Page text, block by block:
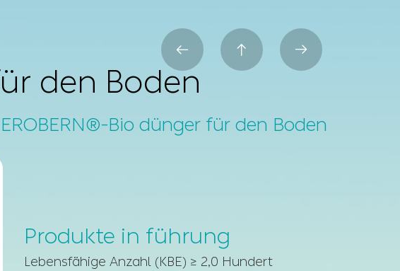
den Boden
EROBERN®-Bio dünger für den Boden
  
Produkte in führung
Lebensfähige Anzahl (KBE) ≥ 2,0 Hundert